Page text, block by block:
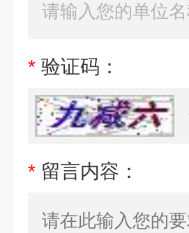
* 验证码：
* 留言内容：